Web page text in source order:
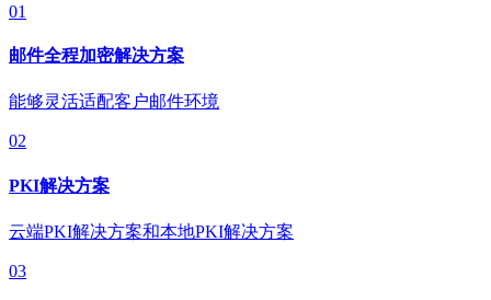
01
邮件全程加密解决方案
能够灵活适配客户邮件环境
02
PKI解决方案
云端PKI解决方案和本地PKI解决方案
03